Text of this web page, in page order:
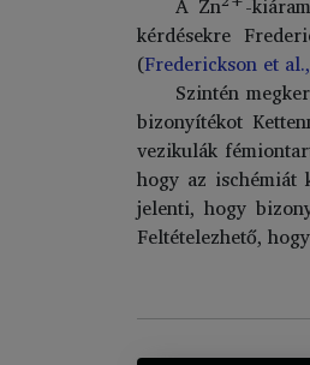
kérdésekre
(Frederickson et
Szintén
bizonyítékot
vezikulák
hogy az ischémiát
jelenti, hogy
Feltételezhető,